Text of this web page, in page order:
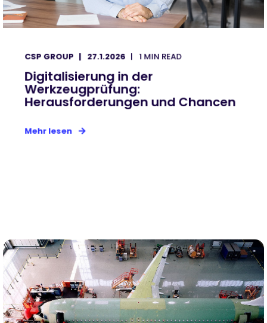
CSP GROUP 27.1.2026 1 MIN READ
Digitalisierung in der
Werkzeugprüfung:
Herausforderungen und Chancen
Mehr lesen